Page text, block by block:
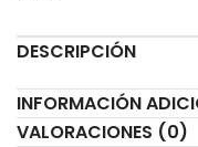
DESCRIPCIÓN
INFORMACIÓN
VALORACIONES (0)